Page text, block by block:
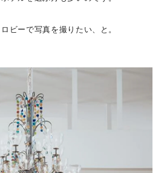
ビーで写真を撮りたい、と。